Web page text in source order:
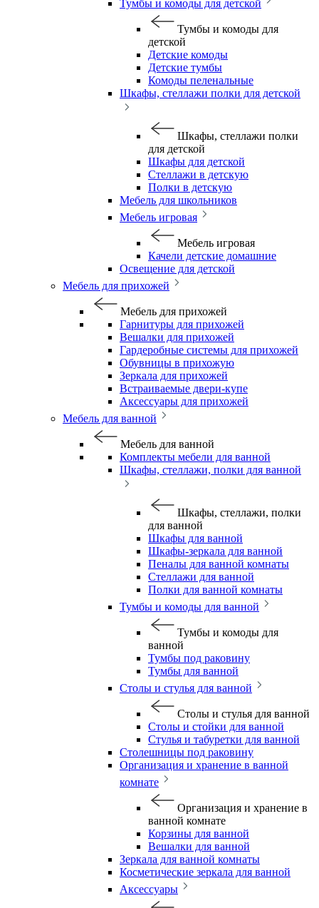
Тумбы и комоды для детской
Тумбы и комоды для
детской
Детские комоды
Детские тумбы
Комоды пеленальные
Шкафы, стеллажи полки для детской
Шкафы, стеллажи полки
для детской
Шкафы для детской
Стеллажи в детскую
Полки в детскую
Мебель для школьников
Мебель игровая
Мебель игровая
Качели детские домашние
Освещение для детской
Мебель для прихожей
Мебель для прихожей
Гарнитуры для прихожей
Вешалки для прихожей
Гардеробные системы для прихожей
Обувницы в прихожую
Зеркала для прихожей
Встраиваемые двери-купе
Аксессуары для прихожей
Мебель для ванной
Мебель для ванной
Комплекты мебели для ванной
Шкафы, стеллажи, полки для ванной
Шкафы, стеллажи, полки
для ванной
Шкафы для ванной
Шкафы-зеркала для ванной
Пеналы для ванной комнаты
Стеллажи для ванной
Полки для ванной комнаты
Тумбы и комоды для ванной
Тумбы и комоды для
ванной
Тумбы под раковину
Тумбы для ванной
Столы и стулья для ванной
Столы и стулья для ванной
Столы и стойки для ванной
Стулья и табуретки для ванной
Столешницы под раковину
Организация и хранение в ванной
комнате
Организация и хранение в
ванной комнате
Корзины для ванной
Вешалки для ванной
Зеркала для ванной комнаты
Косметические зеркала для ванной
Аксессуары